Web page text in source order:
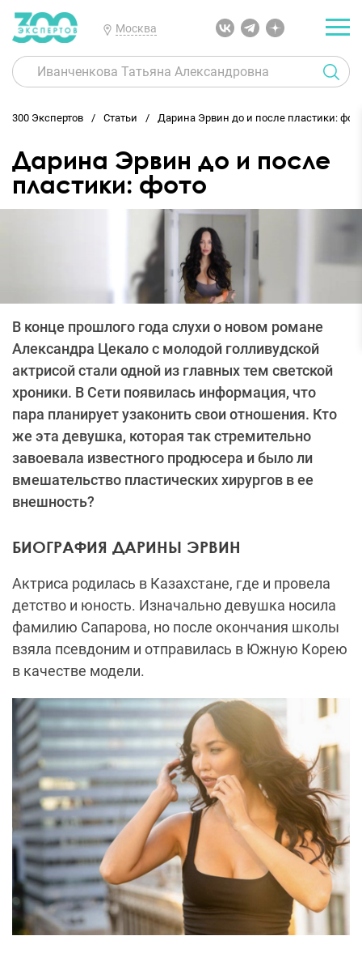
Москва
300 Экспертов Статьи Дарина Эрвин до и после пластики:
Дарина Эрвин до и после
пластики: фото
В конце прошлого года слухи о новом романе
Александра Цекало с молодой голливудской
актрисой стали одной из главных тем светской
хроники. В Сети появилась информация, что
пара планирует узаконить свои отношения. Кто
же эта девушка, которая так стремительно
завоевала известного продюсера и было ли
вмешательство пластических хирургов в ее
внешность?
БИОГРАФИЯ ДАРИНЫ ЭРВИН
Актриса родилась в Казахстане, где и провела
детство и юность. Изначально девушка носила
фамилию Сапарова, но после окончания школы
взяла псевдоним и отправилась в Южную Корею
в качестве модели.